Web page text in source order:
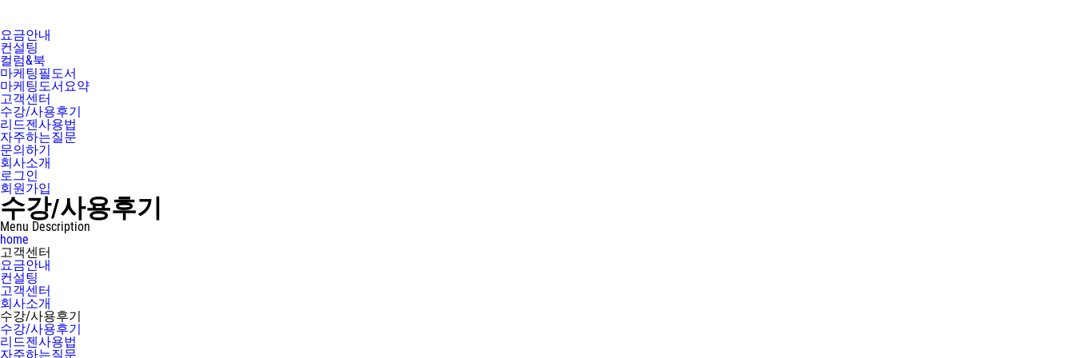
요금안내
컨설팅
컬럼&북
마케팅필도서
마케팅도서요약
고객센터
수강/사용후기
리드젠사용법
자주하는질문
문의하기
회사소개
로그인
회원가입
수강/사용후기
Menu Description
home
고객센터
요금안내
컨설팅
고객센터
회사소개
수강/사용후기
수강/사용후기
리드젠사용법
자주하는질문